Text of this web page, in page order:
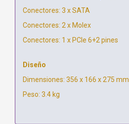
Conectores: 3 x SATA
Conectores: 2 x Molex
Conectores: 1 x PCIe 6+2 pines
Diseño
Dimensiones: 356 x 166 x 275 mm
Peso: 3.4 kg